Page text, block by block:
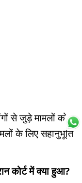
से जुड़े मामलों को
के लिए सहानुभूति
कोर्ट में क्या हुआ?